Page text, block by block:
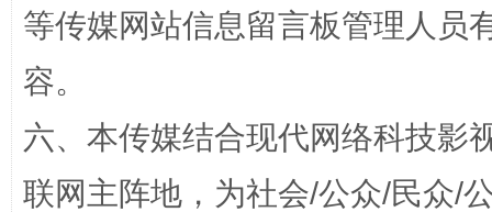
招工难、用工荒背后
等传媒网站信息留言板管理人员
容。
六、本传媒结合现代网络科技影
联网主阵地，为社会/公众/民众/